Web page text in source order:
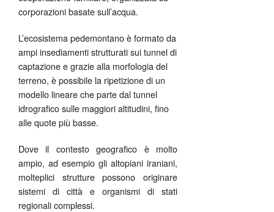
corporazioni basate sull’acqua.
L’ecosistema pedemontano è formato da
ampi insediamenti strutturati sui tunnel di
captazione e grazie alla morfologia del
terreno, è possibile la ripetizione di un
modello lineare che parte dal tunnel
idrografico sulle maggiori altitudini, fino
alle quote più basse.
Dove il contesto geografico è molto
ampio, ad esempio gli altopiani iraniani,
molteplici strutture possono originare
sistemi di città e organismi di stati
regionali complessi.